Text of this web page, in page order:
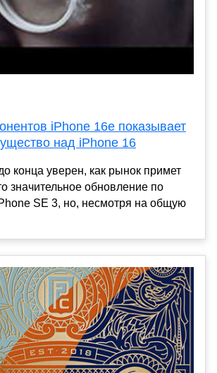
iPhone 16e показывает
над iPhone 16
конца уверен, как рынок примет
значительное обновление по
SE 3, но, несмотря на общую